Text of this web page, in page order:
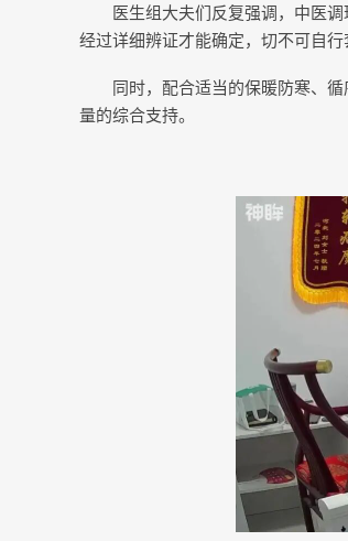
医生组大夫们反复强调，中医
经过详细辨证才能确定，切不可自行
同时，配合适当的保暖防寒、
量的综合支持。